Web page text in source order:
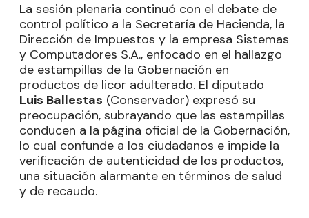
La sesión plenaria continuó con el debate de
control político a la Secretaría de Hacienda, la
Dirección de Impuestos y la empresa Sistemas
y Computadores S.A., enfocado en el hallazgo
de estampillas de la Gobernación en
productos de licor adulterado. El diputado
Luis Ballestas (Conservador) expresó su
preocupación, subrayando que las estampillas
conducen a la página oficial de la Gobernación,
lo cual confunde a los ciudadanos e impide la
verificación de autenticidad de los productos,
una situación alarmante en términos de salud
y de recaudo.